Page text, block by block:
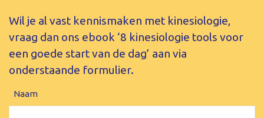
Wil je al vast kennismaken met kinesiologie,
vraag dan ons ebook ‘8 kinesiologie tools voor
een goede start van de dag’ aan via
onderstaande formulier.
Naam